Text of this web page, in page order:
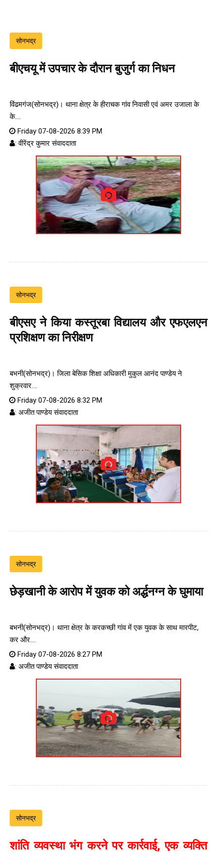
सोनभद्र
बीएचयू में उपचार के दौरान बुजुर्ग का निधन
विंढमगंज(सोनभद्र)। थाना क्षेत्र के हीराचक गांव निवासी एवं अमर उजाला के
के....
Friday 07-08-2026 8:39 PM
: वीरेंद्र कुमार संवाददाता
सोनभद्र
बीएसए ने किया कस्तूरबा विद्यालय और एफएलएन
प्रशिक्षण का निरीक्षण
बभनी(सोनभद्र)। जिला बेसिक शिक्षा अधिकारी मुकुल आनंद पाण्डेय ने
शुक्रवार....
Friday 07-08-2026 8:32 PM
: अजीत पाण्डेय संवाददाता
सोनभद्र
छेड़खानी के आरोप में युवक को अर्द्धनग्न के घुमाया
बभनी(सोनभद्र)। थाना क्षेत्र के करकच्छी गांव में एक युवक के साथ मारपीट,
कर और....
Friday 07-08-2026 8:27 PM
: अजीत पाण्डेय संवाददाता
सोनभद्र
शांति व्यवस्था भंग करने पर कार्रवाई, एक व्यक्ति